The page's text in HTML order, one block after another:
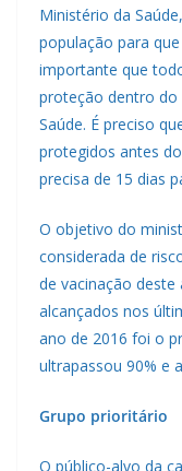
Ministério da
população para
importante que
proteção dentro do
Saúde. É preciso
protegidos antes
precisa de 15 dias
O objetivo do
considerada de
de vacinação
alcançados nos
ano de 2016 foi o
ultrapassou 90% e
Grupo prioritário
O público-alvo da